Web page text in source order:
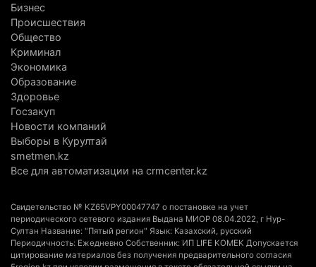
Миллионы из ОСМС похитили через
стоматологии: в Алматинской области вынесли
приговор
3 августа 2026 г. 10:17
Конная прогулка на Кольсае закончилась
вызовом спасателей
3 августа 2026 г. 09:09
Последний раз ее видели на остановке: в
летнюю девушку
3 августа 2026 г. 08:03
В районной больнице села Каргалы назначен
Бизнес
Происшествия
Общество
Криминал
Экономика
Образование
Здоровье
Госзакуп
Новости компаний
Выборы в Курултай
smetmen.kz
Все для автоматизации на crmcenter.kz
Свидетельство № KZ65VPY00047747 о постановке на учет
периодического сетевого издания Выдана МИОР 08.04.2022, г Нур-
Султан Название: "Пятый регион" Язык: Казахский, русский
Периодичность: Ежедневно Собственник: ИП LIFE KOMEK Допускается
цитирование материалов без получения предварительного согласия